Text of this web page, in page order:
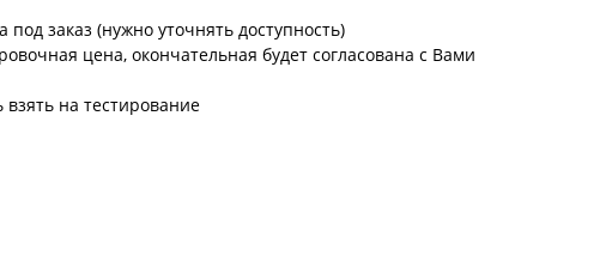
под заказ (нужно уточнять доступность)
цена, окончательная будет согласована с Вами
взять на тестирование